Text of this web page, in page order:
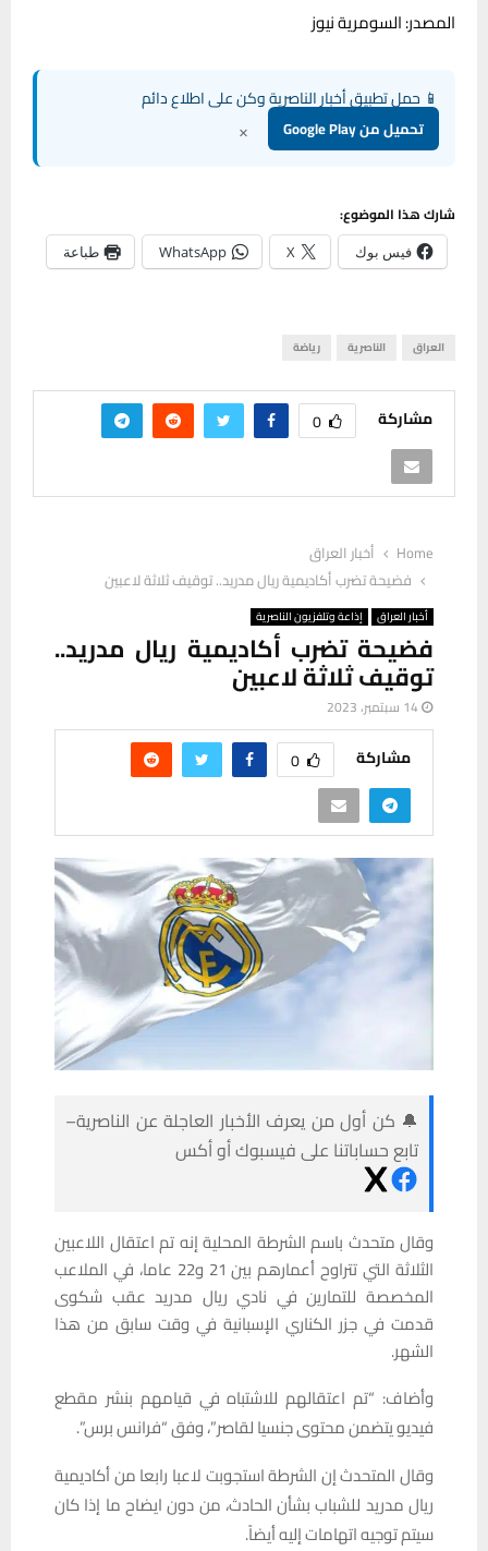
المصدر: السومرية نيوز
📱 حمل تطبيق أخبار الناصرية وكن على اطلاع دائم
تحميل من Google Play ×
شارك هذا الموضوع:
فيس بوك X
WhatsApp طباعة
العراق الناصرية رياضة
مشاركة 0
Home
أخبار العراق
فضيحة تضرب أكاديمية ريال مدريد.. توقيف ثلاثة لاعبين
أخبار العراق إذاعة وتلفزيون الناصرية
فضيحة تضرب أكاديمية ريال مدريد..
توقيف ثلاثة لاعبين
14 سبتمبر، 2023
مشاركة 0
🔔 كن أول من يعرف الأخبار العاجلة عن الناصرية–
تابع حساباتنا على فيسبوك أو أكس
وقال متحدث باسم الشرطة المحلية إنه تم اعتقال اللاعبين
الثلاثة التي تتراوح أعمارهم بين 21 و22 عاما، في الملاعب
المخصصة للتمارين في نادي ريال مدريد عقب شكوى
قدمت في جزر الكناري الإسبانية في وقت سابق من هذا
الشهر.
وأضاف: “تم اعتقالهم للاشتباه في قيامهم بنشر مقطع
فيديو يتضمن محتوى جنسيا لقاصر”، وفق “فرانس برس”.
وقال المتحدث إن الشرطة استجوبت لاعبا رابعا من أكاديمية
ريال مدريد للشباب بشأن الحادث، من دون ايضاح ما إذا كان
سيتم توجيه اتهامات إليه أيضاً.